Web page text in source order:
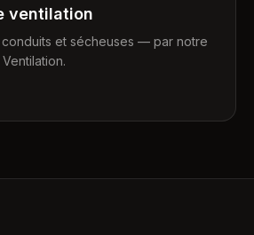
ventilation
et sécheuses — par notre